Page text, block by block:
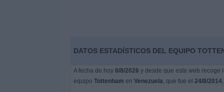
DATOS ESTADÍSTICOS DEL EQUIPO
A fecha de hoy 8/8/2026 y desde que esta web recoge
equipo Tottenham en Venezuela, que fue el 24/8/2014